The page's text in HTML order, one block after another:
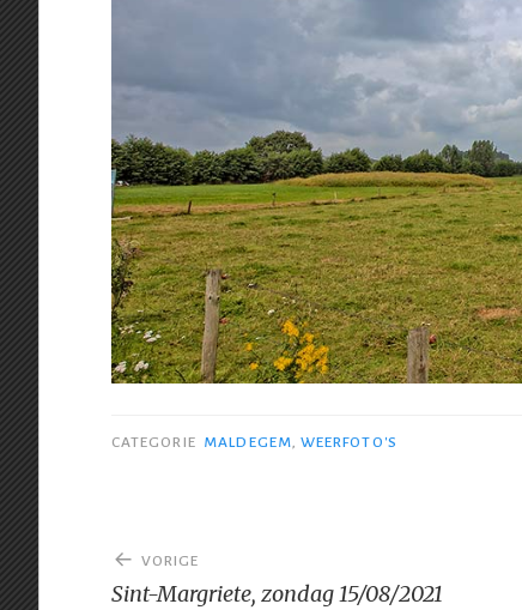
CATEGORIE MALDEGEM, WEERFOTO'S
Bericht
navigatie
VORIGE
Sint-Margriete, zondag 15/08/2021